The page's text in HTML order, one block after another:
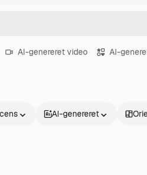
AI-genereret video AI-
AI-genereret